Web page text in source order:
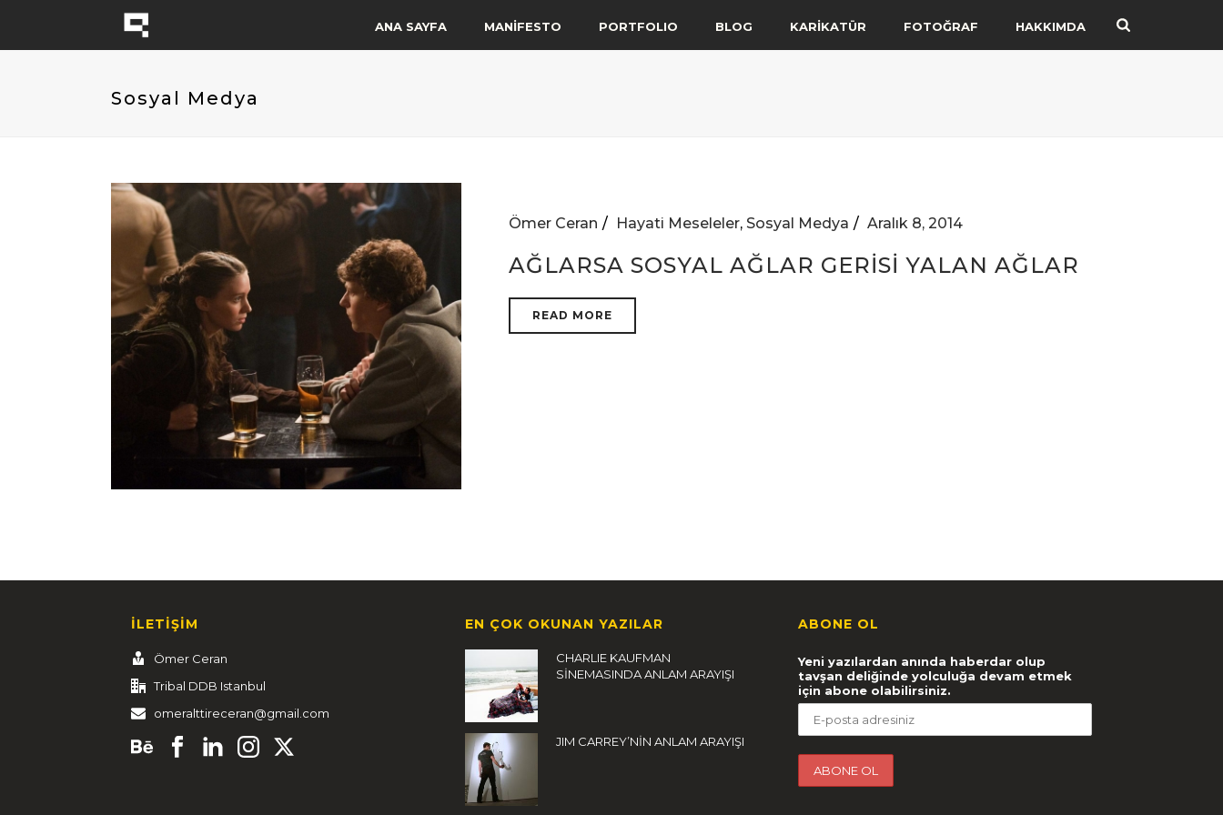
ANA SAYFA MANİFESTO PORTFOLIO BLOG KARİKATÜR FOTOĞRAF HAKKIMDA
Sosyal Medya
Ömer Ceran Hayati Meseleler, Sosyal Medya Aralık 8, 2014
AĞLARSA SOSYAL AĞLAR GERİSİ YALAN AĞLAR
READ MORE
İLETİŞİM
Ömer Ceran
Tribal DDB Istanbul
omeralttireceran@gmail.com
EN ÇOK OKUNAN YAZILAR
CHARLIE KAUFMAN
SİNEMASINDA ANLAM ARAYIŞI
JIM CARREY’NİN ANLAM ARAYIŞI
ABONE OL
Yeni yazılardan anında haberdar olup
tavşan deliğinde yolculuğa devam etmek
için abone olabilirsiniz.